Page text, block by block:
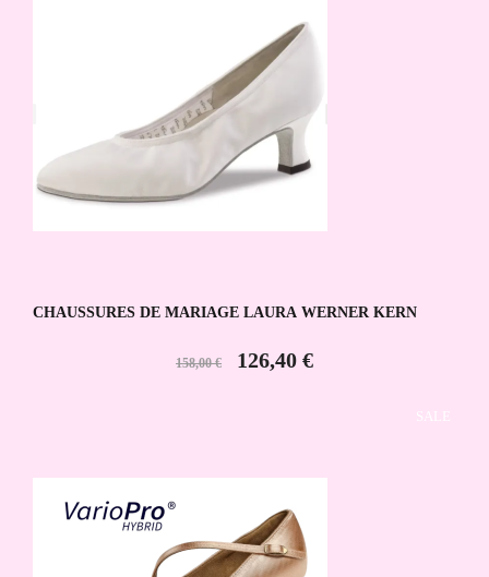
CHAUSSURES DE MARIAGE LAURA WERNER KERN
158,00 € 126,40 €
SALE